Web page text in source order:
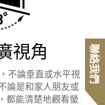
視角
不論垂直或水平視
論是和家人朋友或
都能清楚地觀看螢
聯絡我們